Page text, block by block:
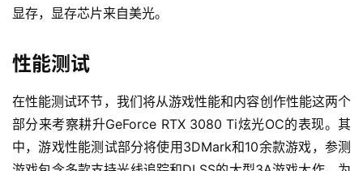
显存，显存芯片来自美光。
性能测试
在性能测试环节，我们将从游戏性能和内容创作性能这两个
部分来考察耕升GeForce RTX 3080 Ti炫光OC的表现。其
中，游戏性能测试部分将使用3DMark和10余款游戏，参测